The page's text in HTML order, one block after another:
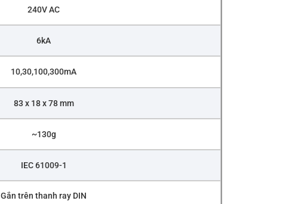
240V AC
6kA
10,30,100,300mA
83 x 18 x 78 mm
~130g
IEC 61009-1
Gắn trên thanh ray DIN